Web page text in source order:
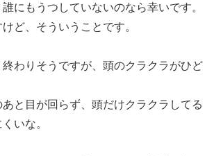
にもうつしていないのなら幸いです。
ど、そういうことです。
わりそうですが、頭のクラクラがひど
と目が回らず、頭だけクラクラしてる
いな。